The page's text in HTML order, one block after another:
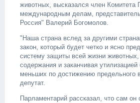
животных, высказался член Комитета
международным делам,
Россия" Валерий Богомолов.
"Наша страна вслед за другими
закон, который будет четко и ясно
систему защиты всей жизни животных,
содержания и заканчивая
меньших по достижению предельного
депутат.
Парламентарий рассказал, что сам он